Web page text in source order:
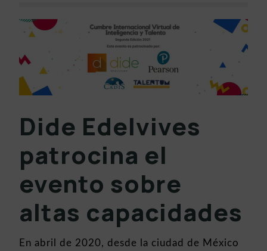
Dide Edelvives
patrocina el
evento sobre
altas capacidades
En abril de 2020, desde la ciudad de México